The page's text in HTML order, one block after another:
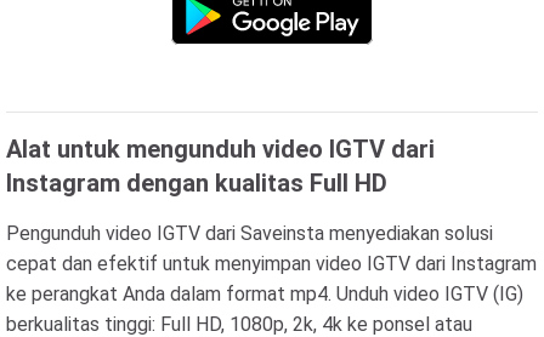
Alat untuk mengunduh video IGTV dari
Instagram dengan kualitas Full HD
Pengunduh video IGTV dari Saveinsta menyediakan solusi
cepat dan efektif untuk menyimpan video IGTV dari Instagram
ke perangkat Anda dalam format mp4. Unduh video IGTV (IG)
berkualitas tinggi: Full HD, 1080p, 2k, 4k ke ponsel atau